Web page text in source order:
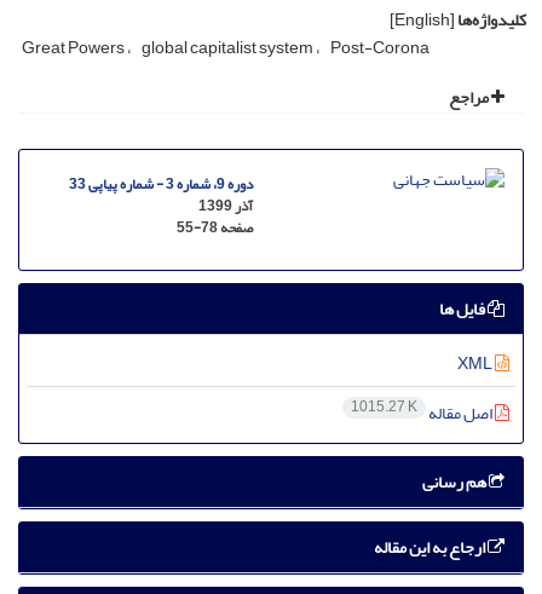
کلیدواژه‌ها[English]
Great Powers global capitalist system Post-Corona
مراجع
دوره 9، شماره 3 - شماره پیاپی 33
آذر 1399
صفحه55-78
فایل ها
اصل مقاله 1015.27 K
هم رسانی
ارجاع به این مقاله